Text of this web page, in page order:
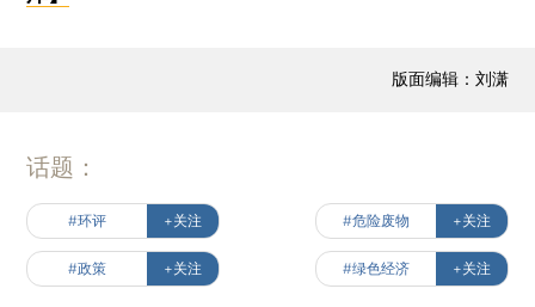
版面编辑：刘潇
话题：
#环评 +关注 #危险废物 +关注
#政策 +关注 #绿色经济 +关注